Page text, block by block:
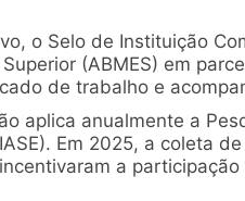
o Selo de Instituição
(ABMES) em
de trabalho e
aplica anualmente a
Em 2025, a coleta
a